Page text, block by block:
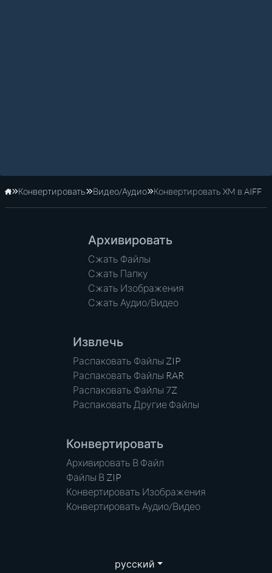
Главная
Конвертировать Видео/Аудио Конвертировать XM в AIFF
Архивировать
Сжать Файлы
Сжать Папку
Сжать Изображения
Сжать Аудио/Видео
Извлечь
Распаковать Файлы ZIP
Распаковать Файлы RAR
Распаковать Файлы 7Z
Распаковать Другие Файлы
Конвертировать
Архивировать В Файл
Файлы В ZIP
Конвертировать Изображения
Конвертировать Аудио/Видео
русский